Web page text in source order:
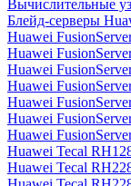
Вычислительные
Блейд-серверы
Huawei
Huawei
Huawei
Huawei
Huawei
Huawei
Huawei
Huawei Tecal
Huawei Tecal